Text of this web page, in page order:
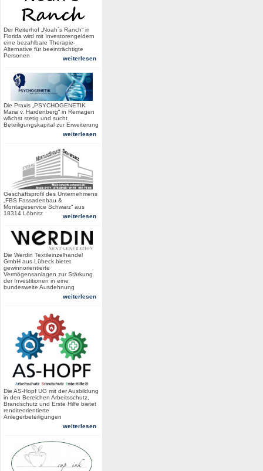
Der Reiterhof „Noah´s Ranch“ in
Florida wird mit Investorengeldern
eine bezahlbare Therapie-
Alternative für beeinträchtigte
Personen
weiterlesen
Die Praxis „PSYCHOGENETIK
Maria v. Hardenberg“ in Remagen
wächst stetig und sucht
Beteiligungskapital zur Erweiterung
weiterlesen
Geschäftsprofil des Unternehmens
„FBS Fassadenbau &
Montageservice Schwarz“ aus
18314 Löbnitz
weiterlesen
Die Werdin Textileinzelhandel
GmbH aus Lübeck bietet
gewinnorientierte
Vermögensanlagen zur Stärkung
der Investitionen in eine
bundesweite Ausdehnung
weiterlesen
Die AS-Hopf UG mit der Ausbildung
in den Bereichen Arbeitsschutz,
Brandschutz und Erste Hilfe bietet
renditeorientierte
Anlegerbeteiligungen
weiterlesen